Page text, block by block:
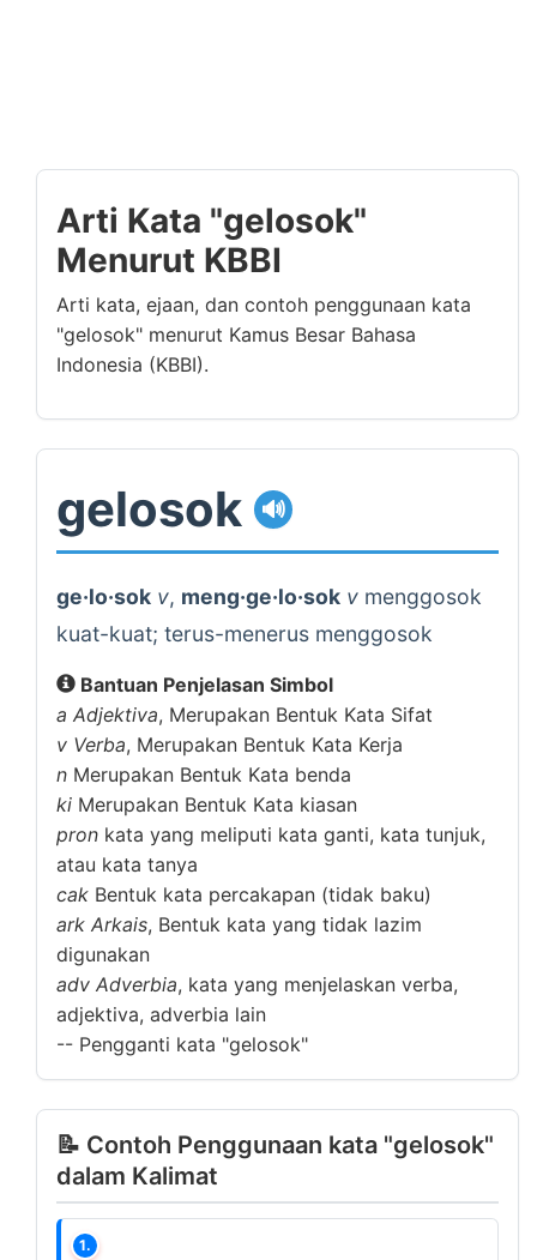
Arti Kata "gelosok"
Menurut KBBI
Arti kata, ejaan, dan contoh penggunaan kata
"gelosok" menurut Kamus Besar Bahasa
Indonesia (KBBI).
gelosok 🔊
ge·lo·sok v, meng·ge·lo·sok v menggosok
kuat-kuat; terus-menerus menggosok
Bantuan Penjelasan Simbol
a Adjektiva, Merupakan Bentuk Kata Sifat
v Verba, Merupakan Bentuk Kata Kerja
n Merupakan Bentuk Kata benda
ki Merupakan Bentuk Kata kiasan
pron kata yang meliputi kata ganti, kata tunjuk,
atau kata tanya
cak Bentuk kata percakapan (tidak baku)
ark Arkais, Bentuk kata yang tidak lazim
digunakan
adv Adverbia, kata yang menjelaskan verba,
adjektiva, adverbia lain
-- Pengganti kata "gelosok"
📝 Contoh Penggunaan kata "gelosok"
dalam Kalimat
1.